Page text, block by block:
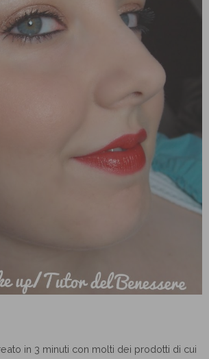
in 3 minuti con molti dei prodotti di cui